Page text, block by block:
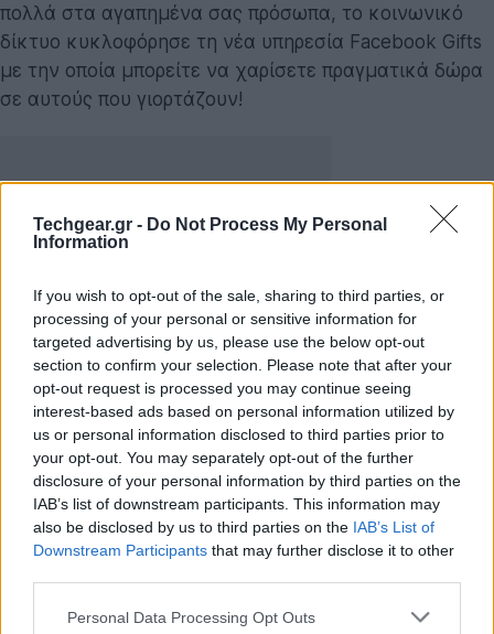
Techgear.gr - Do Not Process My Personal
Information
If you wish to opt-out of the sale, sharing to third parties, or
processing of your personal or sensitive information for
targeted advertising by us, please use the below opt-out
section to confirm your selection. Please note that after your
opt-out request is processed you may continue seeing
interest-based ads based on personal information utilized by
us or personal information disclosed to third parties prior to
your opt-out. You may separately opt-out of the further
disclosure of your personal information by third parties on the
IAB’s list of downstream participants. This information may
also be disclosed by us to third parties on the IAB’s List of
Downstream Participants that may further disclose it to other
Please note that this website/app uses one or more Google
Personal Data Processing Opt Outs
πολλά στα αγαπημένα σας πρόσωπα, το κοινωνικό
δίκτυο κυκλοφόρησε τη νέα υπηρεσία Facebook Gifts
με την οποία μπορείτε να χαρίσετε πραγματικά δώρα
σε αυτούς που γιορτάζουν!
Κάθε φορά που κάποιος από τους φίλους σας έχει
γενέθλια, δίπλα από το Birthday Reminder στο News
Feed σας (ή εναλλακτικά στο Timeline του) θα
εμφανίζεται ένα νέο εικονίδιο δώρου. Πατώντας το,
μπορείτε να επιλέξετε το δώρο που θέλετε να του
αποστείλετε ανάμεσα στα προϊόντα περισσότερων
από 100 συνεργαζόμενων με το κοινωνικό δίκτυο